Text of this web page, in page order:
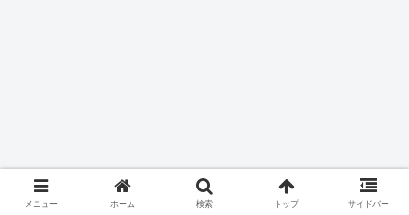
メニュー ホーム 検索 トップ サイドバー